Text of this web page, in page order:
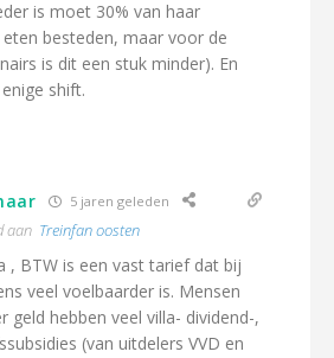
is moet 30% van haar
besteden, maar voor de
is dit een stuk minder). En
shift.
5 jaren geleden
aan Treinfan oosten
, BTW is een vast tarief dat bij
veel voelbaarder is. Mensen
geld hebben veel villa- dividend-,
(van uitdelers VVD en